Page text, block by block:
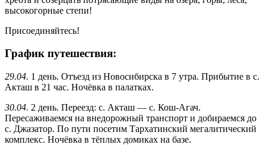
высокогорные степи!
Присоединяйтесь!
График путешествия:
29.04. 1 день. Отъезд из Новосибирска в 7 утра. Прибытие в с.
Акташ в 21 час. Ночёвка в палатках.
30.04. 2 день. Переезд: с. Акташ — с. Кош-Агач.
Пересаживаемся на внедорожный транспорт и добираемся до
с. Джазатор. По пути посетим Тархатинский мегалитический
комплекс. Ночёвка в тёплых домиках на базе.